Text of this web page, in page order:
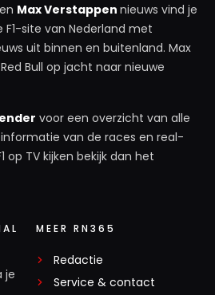
en Max Verstappen nieuws vind je
F1-site van Nederland met
uit binnen en buitenland. Max
Bull op jacht naar nieuwe
voor een overzicht van alle
van de races en real-
op TV kijken bekijk dan het
je
MEER RN365
Redactie
Service & contact